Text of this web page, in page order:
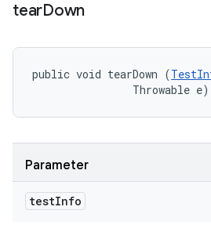
tearDown
public void tearDown (
                Throwable e)
Parameter
testInfo